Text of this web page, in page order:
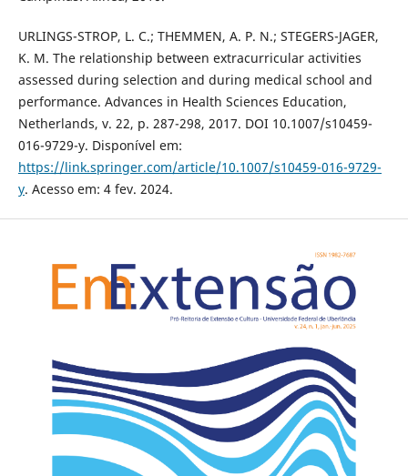
URLINGS-STROP, L. C.; THEMMEN, A. P. N.; STEGERS-JAGER,
K. M. The relationship between extracurricular activities
assessed during selection and during medical school and
performance. Advances in Health Sciences Education,
Netherlands, v. 22, p. 287-298, 2017. DOI 10.1007/s10459-
016-9729-y. Disponível em:
https://link.springer.com/article/10.1007/s10459-016-9729-
y. Acesso em: 4 fev. 2024.